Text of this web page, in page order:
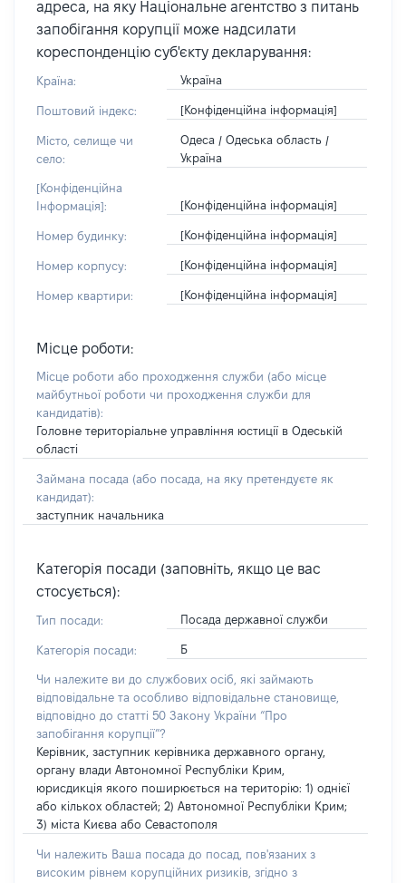
адреса, на яку Національне агентство з питань
запобігання корупції може надсилати
кореспонденцію суб'єкту декларування:
Країна: Україна
Поштовий індекс: [Конфіденційна інформація]
Місто, селище чи
село:
Одеса / Одеська область /
Україна
[Конфіденційна
Інформація]:
[Конфіденційна інформація]
Номер будинку: [Конфіденційна інформація]
Номер корпусу: [Конфіденційна інформація]
Номер квартири: [Конфіденційна інформація]
Місце роботи:
Місце роботи або проходження служби (або місце
майбутньої роботи чи проходження служби для
кандидатів):
Головне територіальне управління юстиції в Одеській
області
Займана посада (або посада, на яку претендуєте як
кандидат):
заступник начальника
Категорія посади (заповніть, якщо це вас
стосується):
Тип посади: Посада державної служби
Категорія посади: Б
Чи належите ви до службових осіб, які займають
відповідальне та особливо відповідальне становище,
відповідно до статті 50 Закону України “Про
запобігання корупції”?
Керівник, заступник керівника державного органу,
органу влади Автономної Республіки Крим,
юрисдикція якого поширюється на територію: 1) однієї
або кількох областей; 2) Автономної Республіки Крим;
3) міста Києва або Севастополя
Чи належить Ваша посада до посад, пов'язаних з
високим рівнем корупційних ризиків, згідно з